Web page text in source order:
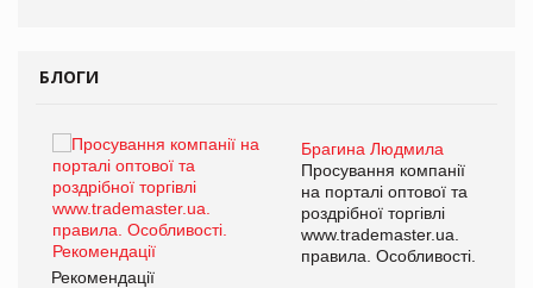
БЛОГИ
Брагина Людмила
Просування компанії
на порталі оптової та
роздрібної торгівлі
www.trademaster.ua.
правила. Особливості.
Рекомендації